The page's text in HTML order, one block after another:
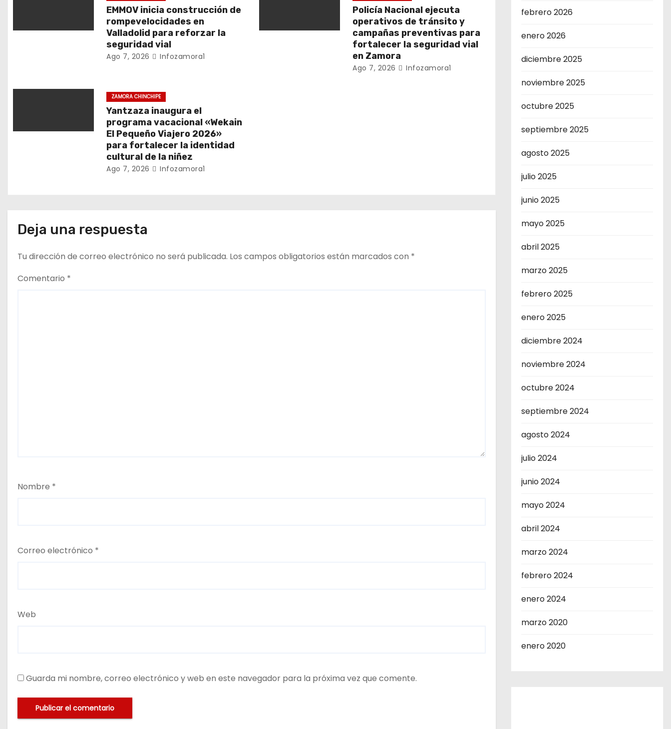
EMMOV inicia construcción de
rompevelocidades en
Valladolid para reforzar la
seguridad vial
Ago 7, 2026 Infozamora1
Policía Nacional ejecuta
operativos de tránsito y
campañas preventivas para
fortalecer la seguridad vial
en Zamora
Ago 7, 2026 Infozamora1
ZAMORA CHINCHIPE
Yantzaza inaugura el
programa vacacional «Wekain
El Pequeño Viajero 2026»
para fortalecer la identidad
cultural de la niñez
Ago 7, 2026 Infozamora1
Deja una respuesta
Tu dirección de correo electrónico no será publicada. Los campos obligatorios están marcados con *
Comentario *
Nombre *
Correo electrónico *
Web
Guarda mi nombre, correo electrónico y web en este navegador para la próxima vez que comente.
febrero 2026
enero 2026
diciembre 2025
noviembre 2025
octubre 2025
septiembre 2025
agosto 2025
julio 2025
junio 2025
mayo 2025
abril 2025
marzo 2025
febrero 2025
enero 2025
diciembre 2024
noviembre 2024
octubre 2024
septiembre 2024
agosto 2024
julio 2024
junio 2024
mayo 2024
abril 2024
marzo 2024
febrero 2024
enero 2024
marzo 2020
enero 2020